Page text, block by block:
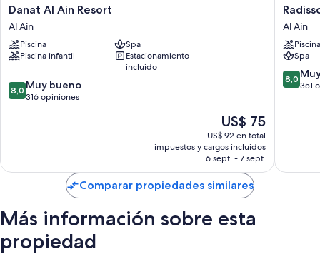
Danat
Al
Ain
Resort
Al
Danat Al Ain Resort
Al Ain
Piscina
Spa
Piscina infantil
Estacionamiento
incluido
8.0
de
8,0 Muy bueno
316 opiniones
El
precio
actual
es
de
US$ 75
US$ 75
US$ 92 en total
impuestos y cargos incluidos
6 sept. - 7 sept.
Blu
Hotel
&
Resort,
Al
Ain
Al Ain
Piscina
Spa
8.0
de
8,0
351
Comparar propiedades similares
Más información sobre esta
propiedad